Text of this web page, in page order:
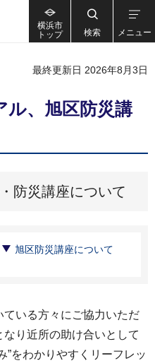
横浜市
トップ
検索 メニュー
最終更新日 2026年8月3日
ル、旭区防災講
防災講座について
旭区防災講座について
いる方々にご協力いただ
り近所の助け合いとして
”をわかりやすくリーフレッ